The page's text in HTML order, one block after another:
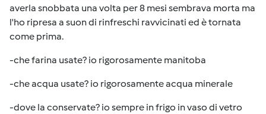
averla snobbata una volta per 8 mesi sembrava morta ma
l'ho ripresa a suon di rinfreschi ravvicinati ed è tornata
come prima.
-che farina usate? io rigorosamente manitoba
-che acqua usate? io rigorosamente acqua minerale
-dove la conservate? io sempre in frigo in vaso di vetro